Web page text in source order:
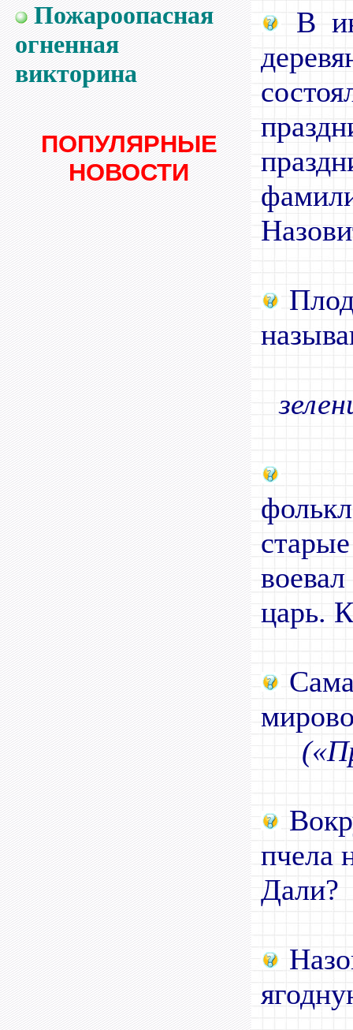
Пожароопасная
огненная
викторина
ПОПУЛЯРНЫЕ
НОВОСТИ
В
царь.
пчела
Дали?